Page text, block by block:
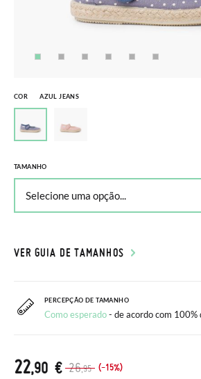
COR AZUL JEANS
TAMANHO
VER GUIA DE TAMANHOS
PERCEPÇÃO DE TAMANHO
Como esperado- de acordo com 100%
26,95 (-15%)
22,90 €